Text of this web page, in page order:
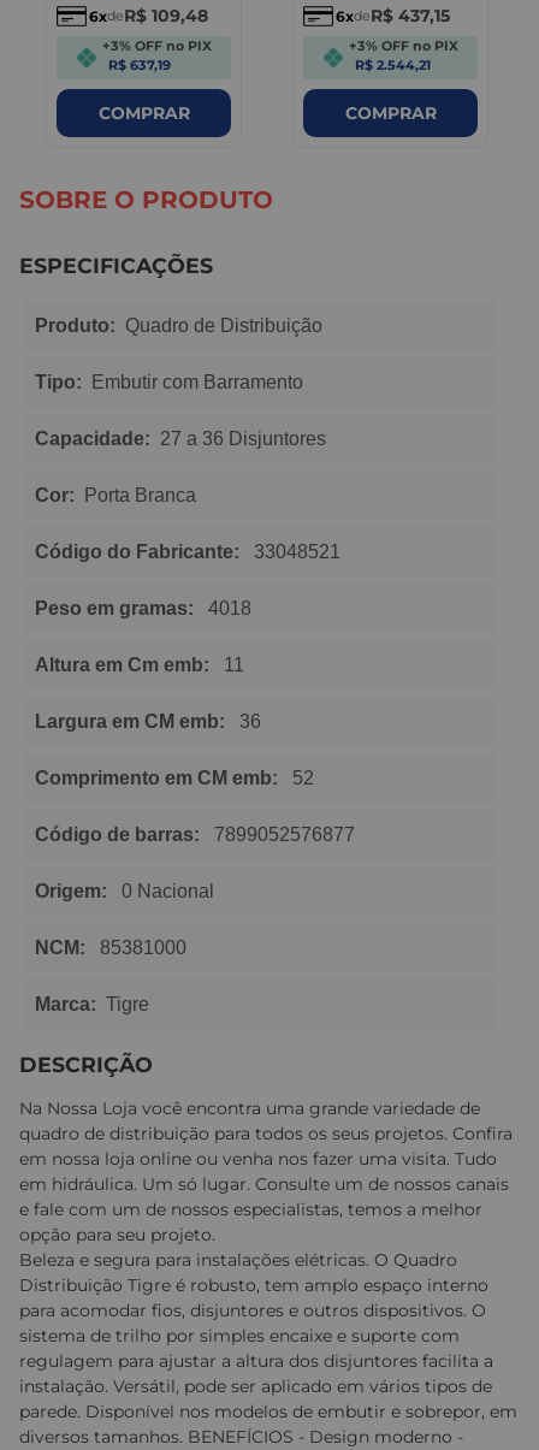
6 deR$ 109,48
+3% OFF no PIX
R$ 637,19
COMPRAR
6 deR$ 437,15
+3% OFF no PIX
R$ 2.544,21
COMPRAR
SOBRE O PRODUTO
ESPECIFICAÇÕES
Produto: Quadro de Distribuição
Tipo: Embutir com Barramento
Capacidade: 27 a 36 Disjuntores
Cor: Porta Branca
Código do Fabricante: 33048521
Peso em gramas: 4018
Altura em Cm emb: 11
Largura em CM emb: 36
Comprimento em CM emb: 52
Código de barras: 7899052576877
Origem: 0 Nacional
NCM: 85381000
Marca: Tigre
DESCRIÇÃO
Na Nossa Loja você encontra uma grande variedade de
quadro de distribuição para todos os seus projetos. Confira
em nossa loja online ou venha nos fazer uma visita. Tudo
em hidráulica. Um só lugar. Consulte um de nossos canais
e fale com um de nossos especialistas, temos a melhor
opção para seu projeto.
Beleza e segura para instalações elétricas. O Quadro
Distribuição Tigre é robusto, tem amplo espaço interno
para acomodar fios, disjuntores e outros dispositivos. O
sistema de trilho por simples encaixe e suporte com
regulagem para ajustar a altura dos disjuntores facilita a
instalação. Versátil, pode ser aplicado em vários tipos de
parede. Disponível nos modelos de embutir e sobrepor, em
diversos tamanhos. BENEFÍCIOS - Design moderno -